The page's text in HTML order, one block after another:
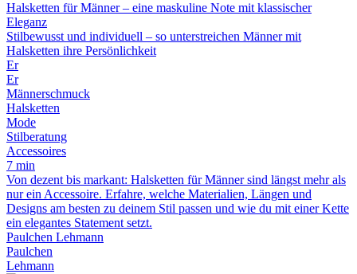
Halsketten für Männer – eine maskuline Note mit klassischer
Eleganz
Stilbewusst und individuell – so unterstreichen Männer mit
Halsketten ihre Persönlichkeit
Er
Er
Männerschmuck
Halsketten
Mode
Stilberatung
Accessoires
7 min
Von dezent bis markant: Halsketten für Männer sind längst mehr als
nur ein Accessoire. Erfahre, welche Materialien, Längen und
Designs am besten zu deinem Stil passen und wie du mit einer Kette
ein elegantes Statement setzt.
Paulchen Lehmann
Paulchen
Lehmann